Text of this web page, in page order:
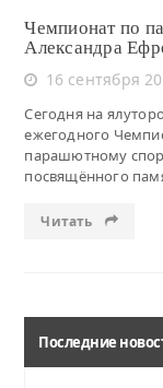
Чемпионат по
Александра
16 сентября
Сегодня на
ежегодного
парашютному
посвящённого
Читать
Последние